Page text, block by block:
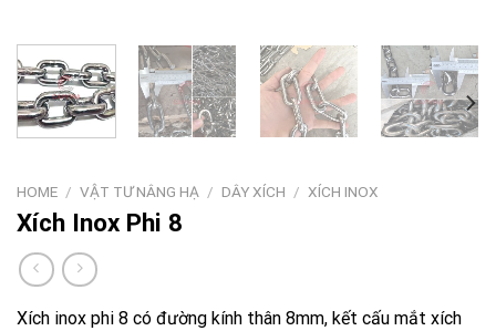
HOME / VẬT TƯ NÂNG HẠ / DÂY XÍCH / XÍCH INOX
Xích Inox Phi 8
Xích inox phi 8 có đường kính thân 8mm, kết cấu mắt xích